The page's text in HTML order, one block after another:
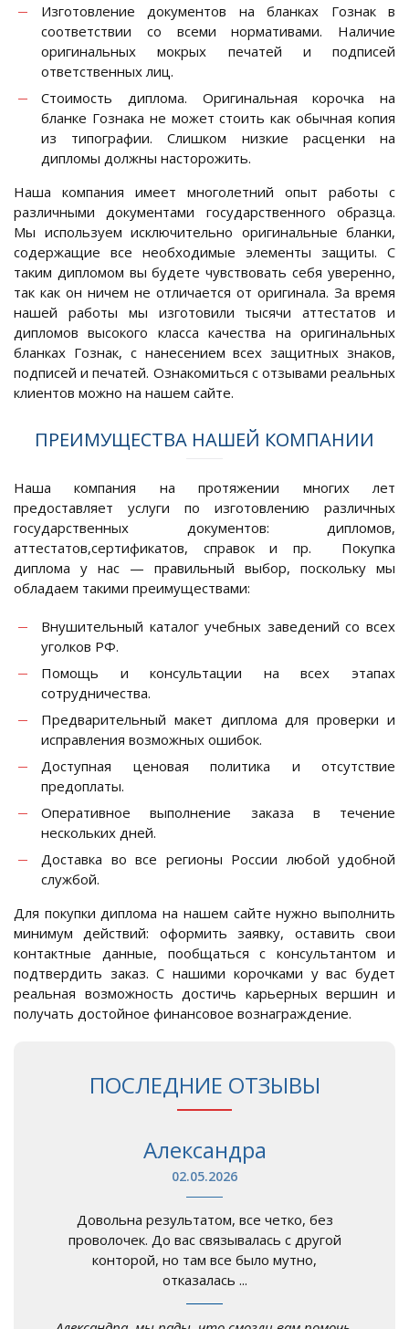
Изготовление документов на бланках Гознак в
соответствии со всеми нормативами. Наличие
оригинальных мокрых печатей и подписей
ответственных лиц.
Стоимость диплома. Оригинальная корочка на
бланке Гознака не может стоить как обычная копия
из типографии. Слишком низкие расценки на
дипломы должны насторожить.
Наша компания имеет многолетний опыт работы с
различными документами государственного образца.
Мы используем исключительно оригинальные бланки,
содержащие все необходимые элементы защиты. С
таким дипломом вы будете чувствовать себя уверенно,
так как он ничем не отличается от оригинала. За время
нашей работы мы изготовили тысячи аттестатов и
дипломов высокого класса качества на оригинальных
бланках Гознак, с нанесением всех защитных знаков,
подписей и печатей. Ознакомиться с отзывами реальных
клиентов можно на нашем сайте.
ПРЕИМУЩЕСТВА НАШЕЙ КОМПАНИИ
Наша компания на протяжении многих лет
предоставляет услуги по изготовлению различных
государственных документов: дипломов,
аттестатов,сертификатов, справок и пр. Покупка
диплома у нас — правильный выбор, поскольку мы
обладаем такими преимуществами:
Внушительный каталог учебных заведений со всех
уголков РФ.
Помощь и консультации на всех этапах
сотрудничества.
Предварительный макет диплома для проверки и
исправления возможных ошибок.
Доступная ценовая политика и отсутствие
предоплаты.
Оперативное выполнение заказа в течение
нескольких дней.
Доставка во все регионы России любой удобной
службой.
Для покупки диплома на нашем сайте нужно выполнить
минимум действий: оформить заявку, оставить свои
контактные данные, пообщаться с консультантом и
подтвердить заказ. С нашими корочками у вас будет
реальная возможность достичь карьерных вершин и
получать достойное финансовое вознаграждение.
ПОСЛЕДНИЕ ОТЗЫВЫ
Александра
02.05.2026
Довольна результатом, все четко, без
проволочек. До вас связывалась с другой
конторой, но там все было мутно,
отказалась ...